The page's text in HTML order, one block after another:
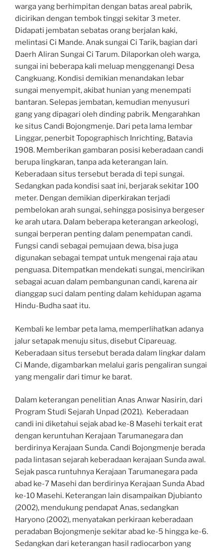
warga yang berhimpitan dengan batas areal pabrik,
dicirikan dengan tembok tinggi sekitar 3 meter.
Didapati jembatan sebatas orang berjalan kaki,
melintasi Ci Mande. Anak sungai Ci Tarik, bagian dari
Daerh Aliran Sungai Ci Tarum. Dilaporkan oleh warga,
sungai ini beberapa kali meluap menggenangi Desa
Cangkuang. Kondisi demikian menandakan lebar
sungai menyempit, akibat hunian yang menempati
bantaran. Selepas jembatan, kemudian menyusuri
gang yang dipagari oleh dinding pabrik. Mengarahkan
ke situs Candi Bojongmenje. Dari peta lama lembar
Linggar, penerbit Topographisch Inrichting, Batavia
1908. Memberikan gambaran posisi keberadaan candi
berupa lingkaran, tanpa ada keterangan lain.
Keberadaan situs tersebut berada di tepi sungai.
Sedangkan pada kondisi saat ini, berjarak sekitar 100
meter. Dengan demikian diperkirakan terjadi
pembelokan arah sungai, sehingga posisinya bergeser
ke arah utara. Dalam beberapa keterangan arkeologi,
sungai berperan penting dalam penempatan candi.
Fungsi candi sebagai pemujaan dewa, bisa juga
digunakan sebagai tempat untuk mengenai raja atau
penguasa. Ditempatkan mendekati sungai, mencirikan
sebagai acuan dalam pembangunan candi, karena air
dianggap suci dalam penting dalam kehidupan agama
Hindu-Budha saat itu.
Kembali ke lembar peta lama, memperlihatkan adanya
jalur setapak menuju situs, disebut Cipareuag.
Keberadaan situs tersebut berada dalam lingkar dalam
Ci Mande, digambarkan melalui garis pengaliran sungai
yang mengalir dari timur ke barat.
Dalam keterangan penelitian Anas Anwar Nasirin, dari
Program Studi Sejarah Unpad (2021). Keberadaan
candi ini diketahui sejak abad ke-8 Masehi terkait erat
dengan keruntuhan Kerajaan Tarumanegara dan
berdirinya Kerajaan Sunda. Candi Bojongmenje berada
pada lintasan sejarah keberadaan kerajaan Sunda awal.
Sejak pasca runtuhnya Kerajaan Tarumanegara pada
abad ke-7 Masehi dan berdirinya Kerajaan Sunda Abad
ke-10 Masehi. Keterangan lain disampaikan Djubianto
(2002), mendukung pendapat Anas, sedangkan
Haryono (2002), menyatakan perkiraan keberadaan
peradaban Bojongmenje sekitar abad ke-5 hingga ke-6.
Sedangkan dari keterangan hasil radiocarbon yang